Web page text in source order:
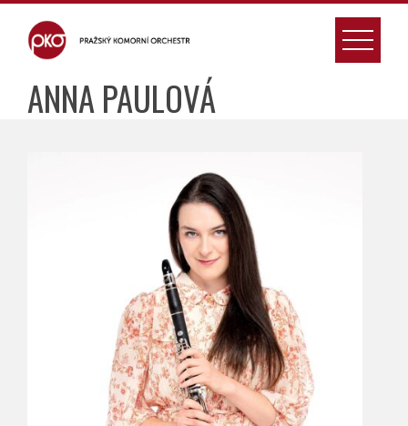
Skip
content
ANNA PAULOVÁ